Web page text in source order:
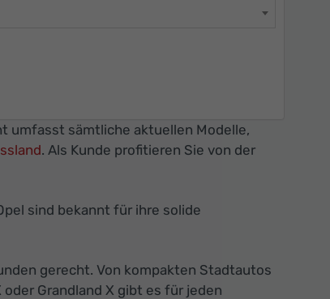
umfasst sämtliche aktuellen Modelle,
. Als Kunde profitieren Sie von der
sind bekannt für ihre solide
gerecht. Von kompakten Stadtautos
Grandland X gibt es für jeden